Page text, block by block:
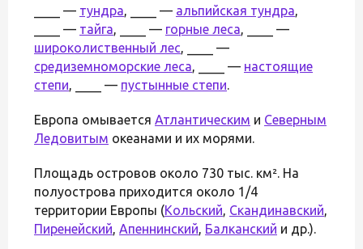
____ — тундра, ____ — альпийская тундра,
____ — тайга, ____ — горные леса, ____ —
широколиственный лес, ____ —
средиземноморские леса, ____ — настоящие
степи, ____ — пустынные степи.
Европа омывается Атлантическим и Северным
Ледовитым океанами и их морями.
Площадь островов около 730 тыс. км². На
полуострова приходится около 1/4
территории Европы (Кольский, Скандинавский,
Пиренейский, Апеннинский, Балканский и др.).